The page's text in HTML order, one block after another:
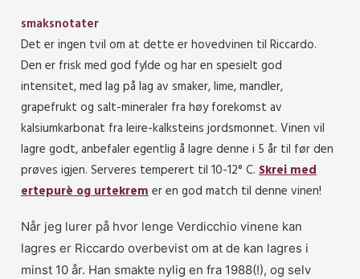
smaksnotater
Det er ingen tvil om at dette er hovedvinen til Riccardo.
Den er frisk med god fylde og har en spesielt god
intensitet, med lag på lag av smaker, lime, mandler,
grapefrukt og salt-mineraler fra høy forekomst av
kalsiumkarbonat fra leire-kalksteins jordsmonnet. Vinen vil
lagre godt, anbefaler egentlig å lagre denne i 5 år til før den
prøves igjen. Serveres temperert til 10-12° C. Skrei med
ertepurè og urtekremer en god match til denne vinen!
Når jeg lurer på hvor lenge Verdicchio vinene kan
lagres er Riccardo overbevist om at de kan lagres i
minst 10 år. Han smakte nylig en fra 1988(!), og selv